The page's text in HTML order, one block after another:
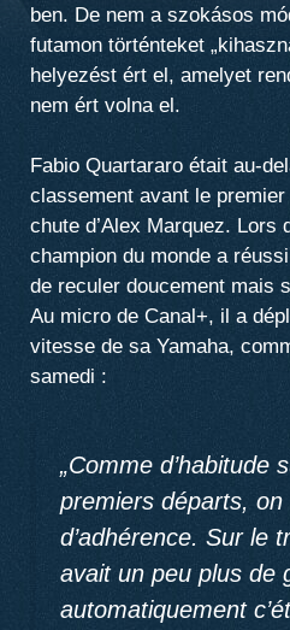
ben. De nem a szokásos
futamon történteket
helyezést ért el, amelyet
nem ért volna el.
Fabio Quartararo était au-
classement avant le
chute d’Alex Marquez. Lors
champion du monde a
de reculer doucement mais
Au micro de Canal+, il a
vitesse de sa Yamaha,
samedi :
„Comme d’habitude
premiers départs, on
d’adhérence. Sur le
avait un peu plus de
automatiquement